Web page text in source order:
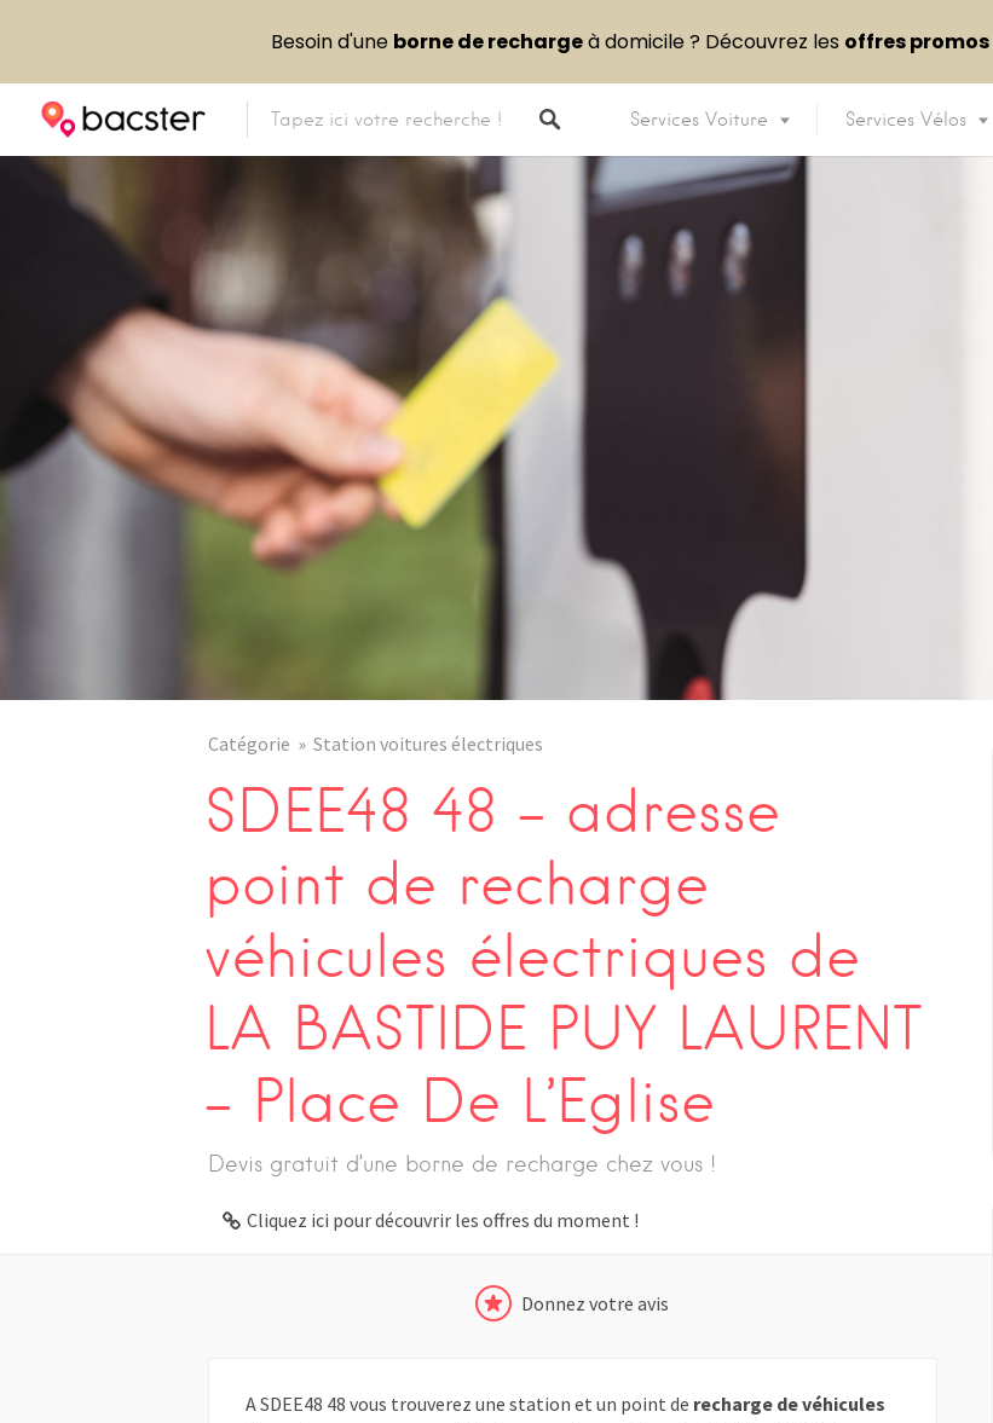
Services Voiture Services Vélos
Catégorie Station voitures électriques
SDEE48 48 – adresse
point de recharge
véhicules électriques de
LA BASTIDE PUY LAURENT
– Place De L’Eglise
Devis gratuit d’une borne de recharge chez vous !
Cliquez ici pour découvrir les offres du moment !
Donnez votre avis
A SDEE48 48 vous trouverez une station et un point de recharge de véhicules
Besoin d'une borne de rechargeà domicile ? Découvrez les offres promos